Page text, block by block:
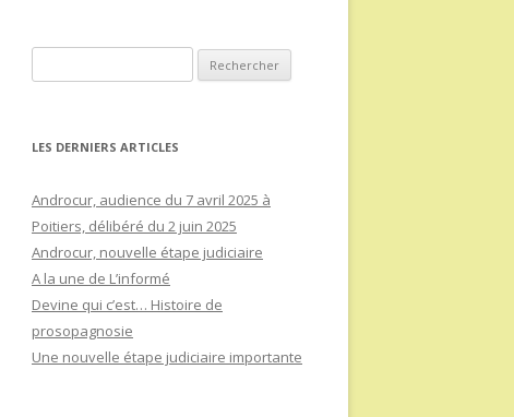
LES DERNIERS ARTICLES
Androcur, audience du 7 avril 2025 à
Poitiers, délibéré du 2 juin 2025
Androcur, nouvelle étape judiciaire
A la une de L’informé
Devine qui c’est… Histoire de
prosopagnosie
Une nouvelle étape judiciaire importante